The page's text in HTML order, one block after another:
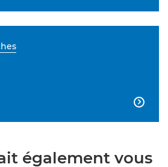

également vous